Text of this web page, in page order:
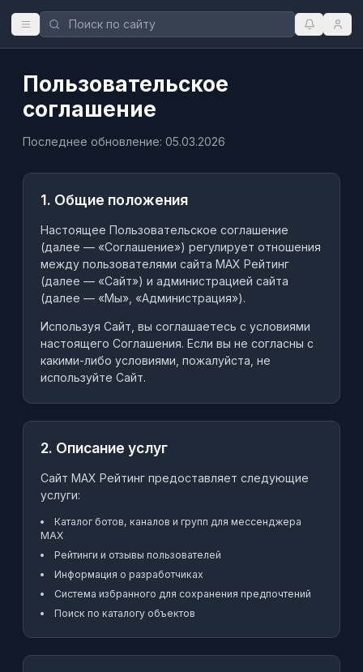
Пользовательское
соглашение
Последнее обновление: 05.03.2026
1. Общие положения
Настоящее Пользовательское соглашение
(далее — «Соглашение») регулирует отношения
между пользователями сайта MAX Рейтинг
(далее — «Сайт») и администрацией сайта
(далее — «Мы», «Администрация»).
Используя Сайт, вы соглашаетесь с условиями
настоящего Соглашения. Если вы не согласны с
какими-либо условиями, пожалуйста, не
используйте Сайт.
2. Описание услуг
Сайт MAX Рейтинг предоставляет следующие
услуги:
Каталог ботов, каналов и групп для мессенджера
MAX
Рейтинги и отзывы пользователей
Информация о разработчиках
Система избранного для сохранения предпочтений
Поиск по каталогу объектов